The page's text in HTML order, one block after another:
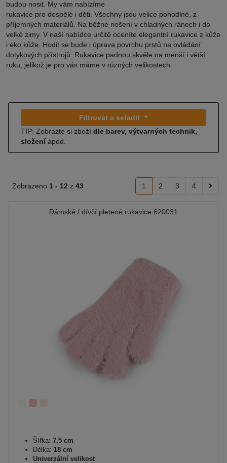
budou nosit. My vám nabízíme
rukavice pro dospělé i děti. Všechny jsou velice pohodlné, z
příjemných materiálů. Na běžné nošení v chladných ránech i do
velké zimy. V naší nabídce určitě oceníte elegantní rukavice z kůže
i eko kůže. Hodit se bude i úprava povrchu prstů na ovládání
dotykových přístrojů. Rukavice padnou skvěle na menší i větší
ruku, jelikož je pro vás máme v různých velikostech.
Filtrovat a seřadit
TIP: Zobrazte si zboží dle barev, výtvarných technik,
složení apod.
Zobrazeno 1 - 12 z 43 1 2 3 4
Dámské / dívčí pletené rukavice 620031
Šířka: 7,5 cm
Délka: 18 cm
Univerzální velikost